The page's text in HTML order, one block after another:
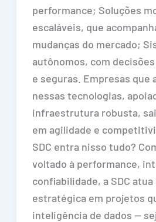
performance; Soluções
escaláveis, que
mudanças do mercado;
autônomos, com
e seguras. Empresas que
nessas tecnologias,
infraestrutura robusta,
em agilidade e
SDC entra nisso tudo?
voltado à performance,
confiabilidade, a SDC
estratégica em projetos
inteligência de dados —